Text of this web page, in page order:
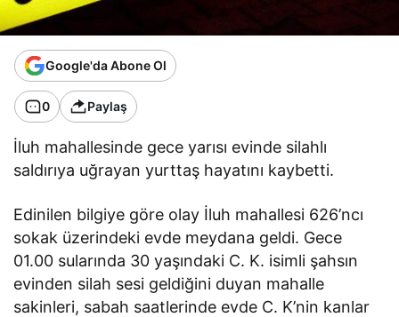
Google'da Abone Ol
0 Paylaş
İluh mahallesinde gece yarısı evinde silahlı
saldırıya uğrayan yurttaş hayatını kaybetti.
Edinilen bilgiye göre olay İluh mahallesi 626’ncı
sokak üzerindeki evde meydana geldi. Gece
01.00 sularında 30 yaşındaki C. K. isimli şahsın
evinden silah sesi geldiğini duyan mahalle
sakinleri, sabah saatlerinde evde C. K’nin kanlar